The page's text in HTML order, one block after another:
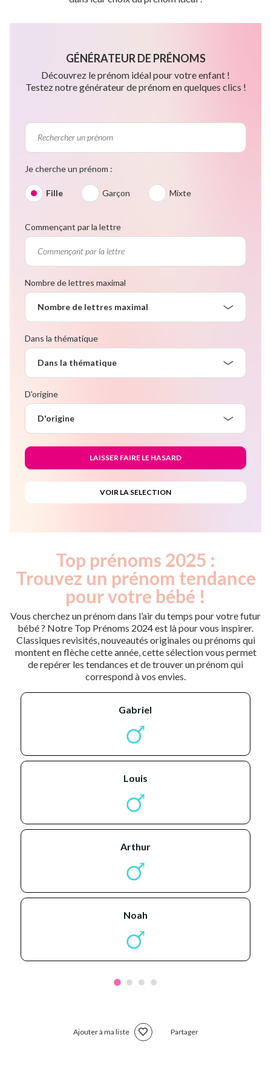
GÉNÉRATEUR DE PRÉNOMS
Découvrez le prénom idéal pour votre enfant !
Testez notre générateur de prénom en quelques clics !
Je cherche un prénom :
Fille Garçon Mixte
Commençant par la lettre
Nombre de lettres maximal
Nombre de lettres maximal
Dans la thématique
Dans la thématique
D'origine
D'origine
Top prénoms 2025 :
Trouvez un prénom tendance
pour votre bébé !
Vous cherchez un prénom dans l’air du temps pour votre futur
bébé ? Notre Top Prénoms 2024 est là pour vous inspirer.
Classiques revisités, nouveautés originales ou prénoms qui
montent en flèche cette année, cette sélection vous permet
de repérer les tendances et de trouver un prénom qui
correspond à vos envies.
gabriel
louis
arthur
noah
Ajouter à ma liste Partager